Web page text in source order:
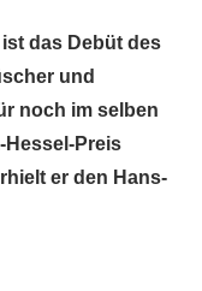
ist das Debüt des
und
noch im selben
Hessel-Preis
er den Hans-